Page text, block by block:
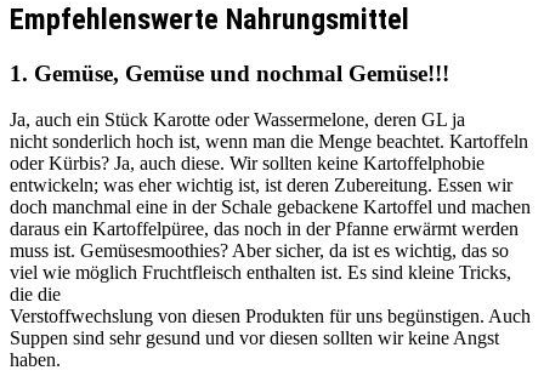
Empfehlenswerte Nahrungsmittel
1. Gemüse, Gemüse und nochmal Gemüse!!!
Ja, auch ein Stück Karotte oder Wassermelone, deren GL ja
nicht sonderlich hoch ist, wenn man die Menge beachtet. Kartoffeln
oder Kürbis? Ja, auch diese. Wir sollten keine Kartoffelphobie
entwickeln; was eher wichtig ist, ist deren Zubereitung. Essen wir
doch manchmal eine in der Schale gebackene Kartoffel und machen
daraus ein Kartoffelpüree, das noch in der Pfanne erwärmt werden
muss ist. Gemüsesmoothies? Aber sicher, da ist es wichtig, das so
viel wie möglich Fruchtfleisch enthalten ist. Es sind kleine Tricks,
die die
Verstoffwechslung von diesen Produkten für uns begünstigen. Auch
Suppen sind sehr gesund und vor diesen sollten wir keine Angst
haben.